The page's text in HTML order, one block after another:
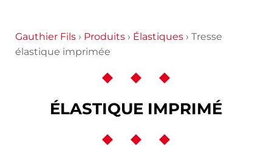
Gauthier Fils › Produits › Élastiques › Tresse
élastique imprimée
ÉLASTIQUE IMPRIMÉ